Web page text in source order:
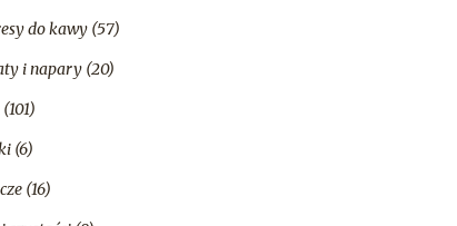
do kawy (57)
i napary (20)
(101)
(6)
(16)